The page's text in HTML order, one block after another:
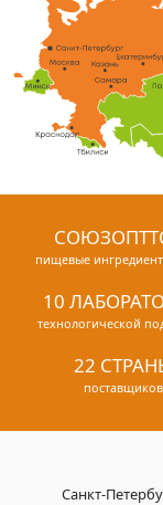
пищевые
10
технологической
22
поставщиков
Санкт-